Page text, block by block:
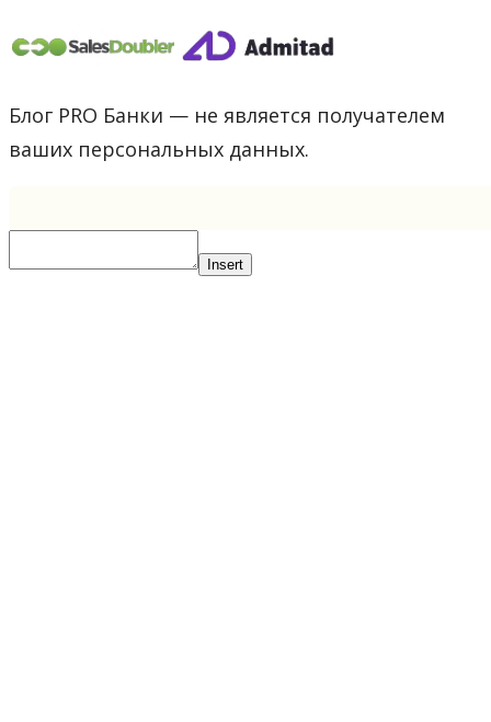
Блог PRO Банки — не является получателем
ваших персональных данных.
Insert